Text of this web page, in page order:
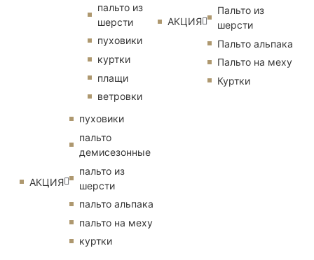
пальто из
шерсти
пуховики
куртки
плащи
ветровки
АКЦИЯ
пуховики
пальто
демисезонные
пальто из
шерсти
пальто альпака
пальто на меху
куртки
АКЦИЯ
Пальто из
шерсти
Пальто альпака
Пальто на меху
Куртки